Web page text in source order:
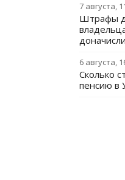
7 августа,
Штрафы
6 августа,
Сколько
пенсию в